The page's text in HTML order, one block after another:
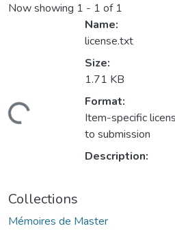
Now showing 1 - 1 of 1
Loading...
Name:
license.txt
Size:
1.71 KB
Format:
Item-specific
to submission
Description:
Collections
Mémoires de Master